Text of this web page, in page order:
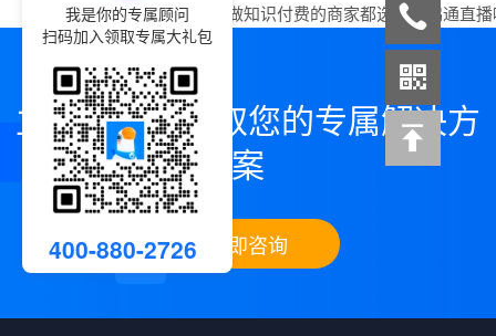
下一篇：为什么做知识付费的商家都选择小鹅通直
立即咨询，领取您的专属解决方
案
立即咨询
我是你的专属顾问
扫码加入领取专属大礼包
400-880-2726